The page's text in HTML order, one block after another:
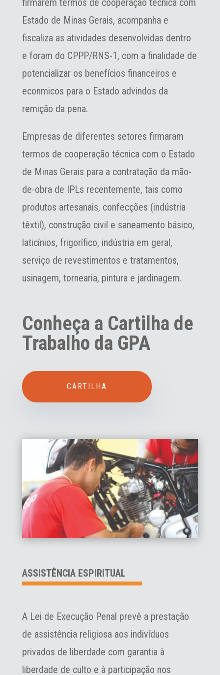
Estado de Minas Gerais, acompanha e
fiscaliza as atividades desenvolvidas dentro
e foram do CPPP/RNS-1, com a finalidade de
potencializar os benefícios financeiros e
econ￴micos para o Estado advindos da
remição da pena.
Empresas de diferentes setores firmaram
termos de cooperação técnica com o Estado
de Minas Gerais para a contratação da mão-
de-obra de IPLs recentemente, tais comoﾠ
produtos artesanais, confecçõ￵es (indústria
têxtil), construção civil e saneamento básico,
laticínios, frigorífico, indústria em geral,
serviço de revestimentos e tratamentos,
usinagem, tornearia, pintura e jardinagem.
Conheça a Cartilha de
Trabalho da GPA
CARTILHA
ASSISTÊNCIA ESPIRITUAL
A Lei de Execução Penal prevê a prestação
de assistência religiosa aos indivíduos
privados de liberdade com garantia à
liberdade de culto e à participação nos